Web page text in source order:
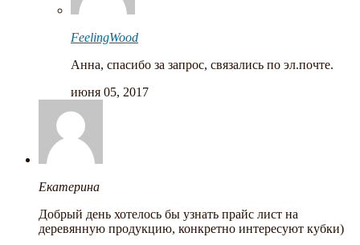
FeelingWood
Анна, спасибо за запрос, связались по эл.почте.
июня 05, 2017
Екатерина
Добрый день хотелось бы узнать прайс лист на
деревянную продукцию, конкретно интересуют кубки)